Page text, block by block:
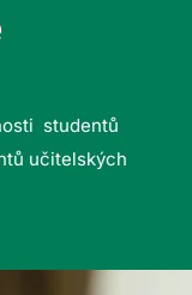
studentů
učitelských